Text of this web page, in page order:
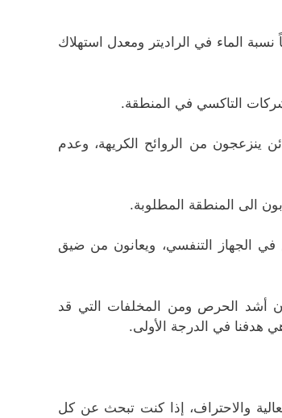
الماء في الراديتر ومعدل استهلاك
التاكسي في المنطقة.
ينزعجون من الروائح الكريهة، وعدم
الى المنطقة المطلوبة.
في الجهاز التنفسي، ويعانون من ضيق
أشد الحرص ومن المخلفات التي قد
هدفنا في الدرجة الأولى.
العالية والاحتراف، إذا كنت تبحث عن كل